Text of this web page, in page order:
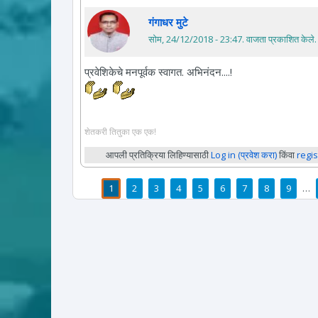
गंगाधर मुटे
सोम, 24/12/2018 - 23:47. वाजता प्रकाशित केले.
प्रवेशिकेचे मनपूर्वक स्वागत. अभिनंदन....!
शेतकरी तितुका एक एक!
आपली प्रतिक्रिया लिहिण्यासाठीLog in (प्रवेश करा)किंवा
पाने 1 2 3 4 5 6 7 8 9 …